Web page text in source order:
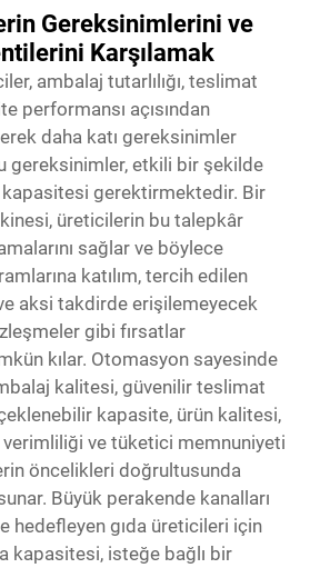
Gereksinimlerini ve
Karşılamak
ambalaj tutarlılığı, teslimat
performansı açısından
daha katı gereksinimler
gereksinimler, etkili bir şekilde
gerektirmektedir. Bir
üreticilerin bu talepkâr
sağlar ve böylece
katılım, tercih edilen
aksi takdirde erişilemeyecek
gibi fırsatlar
kılar. Otomasyon sayesinde
kalitesi, güvenilir teslimat
kapasite, ürün kalitesi,
ve tüketici memnuniyeti
öncelikleri doğrultusunda
Büyük perakende kanalları
hedefleyen gıda üreticileri için
kapasitesi, isteğe bağlı bir